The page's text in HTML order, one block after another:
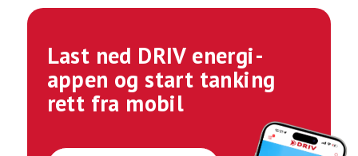
Last ned DRIV energi-
appen og start tanking
rett fra mobil